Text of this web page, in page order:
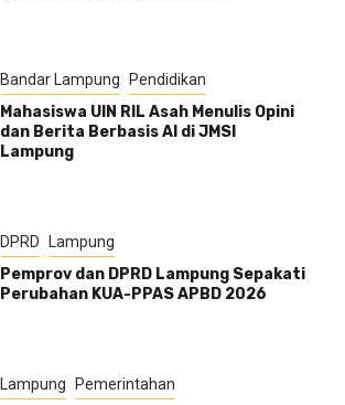
Bandar Lampung Pendidikan
Mahasiswa UIN RIL Asah Menulis Opini
dan Berita Berbasis AI di JMSI
Lampung
DPRD Lampung
Pemprov dan DPRD Lampung Sepakati
Perubahan KUA-PPAS APBD 2026
Lampung Pemerintahan